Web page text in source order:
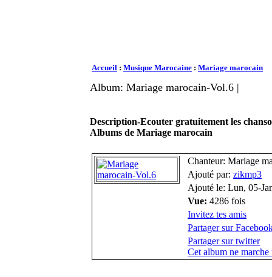
Accueil : Musique Marocaine : Mariage marocain
Album: Mariage marocain-Vol.6 |
Description-Ecouter gratuitement les
Albums de Mariage marocain
Chanteur: Mariage
Ajouté par: zikmp3
Ajouté le: Lun, 05-
Vue: 4286 fois
Invitez tes amis
Partager sur
Partager sur twitter
Cet album ne marche